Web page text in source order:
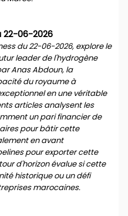
22-06-2026
du 22-06-2026, explore le
leader de l'hydrogène
Anas Abdoun, la
du royaume à
en une véritable
articles analysent les
un pari financier de
pour bâtir cette
en avant
pour exporter cette
d'horizon évalue si cette
historique ou un défi
marocaines.